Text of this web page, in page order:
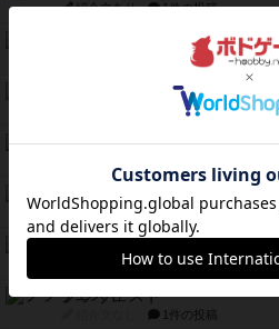
紹介文あり 1件の投稿
テンプテーション
2件の投稿
2件の投稿
宵と暁の呪文書
リスボン・トラム 28
紹介文あり 9件の投稿
紹介文なし 1件の投稿
ブラヴェスト
1件の投稿